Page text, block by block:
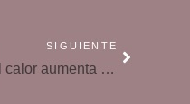
SIGUIENTE
El calor aumenta el riesgo de complicaciones en el embarazo